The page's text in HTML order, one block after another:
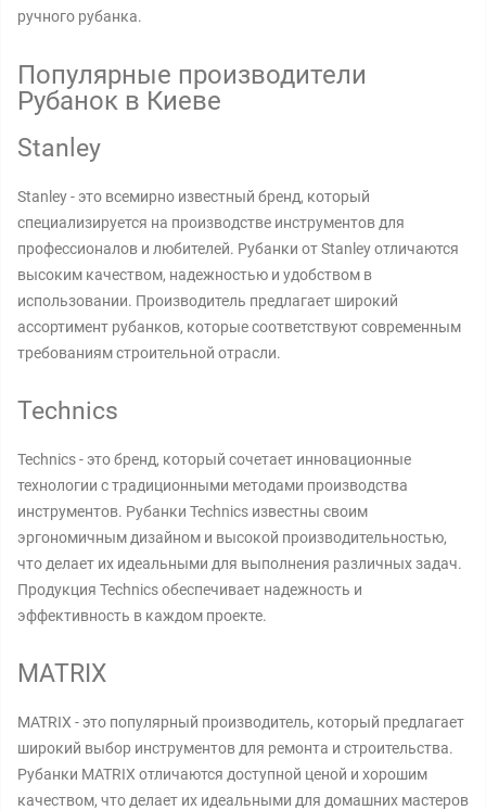
ручного рубанка.
Популярные производители
Рубанок в Киеве
Stanley
Stanley - это всемирно известный бренд, который
специализируется на производстве инструментов для
профессионалов и любителей. Рубанки от Stanley отличаются
высоким качеством, надежностью и удобством в
использовании. Производитель предлагает широкий
ассортимент рубанков, которые соответствуют современным
требованиям строительной отрасли.
Technics
Technics - это бренд, который сочетает инновационные
технологии с традиционными методами производства
инструментов. Рубанки Technics известны своим
эргономичным дизайном и высокой производительностью,
что делает их идеальными для выполнения различных задач.
Продукция Technics обеспечивает надежность и
эффективность в каждом проекте.
MATRIX
MATRIX - это популярный производитель, который предлагает
широкий выбор инструментов для ремонта и строительства.
Рубанки MATRIX отличаются доступной ценой и хорошим
качеством, что делает их идеальными для домашних мастеров